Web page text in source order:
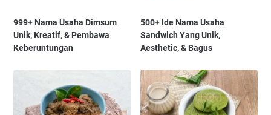
999+ Nama Usaha Dimsum
Unik, Kreatif, & Pembawa
Keberuntungan
500+ Ide Nama Usaha
Sandwich Yang Unik,
Aesthetic, & Bagus